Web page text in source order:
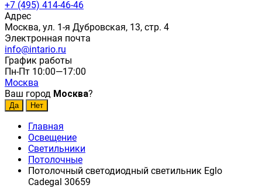
+7 (495) 414-46-46
Адрес
Москва, ул. 1-я Дубровская, 13, стр. 4
Электронная почта
info@intario.ru
График работы
Пн-Пт 10:00—17:00
Москва
Ваш город Москва?
Главная
Освещение
Светильники
Потолочные
Потолочный светодиодный светильник Eglo
Cadegal 30659